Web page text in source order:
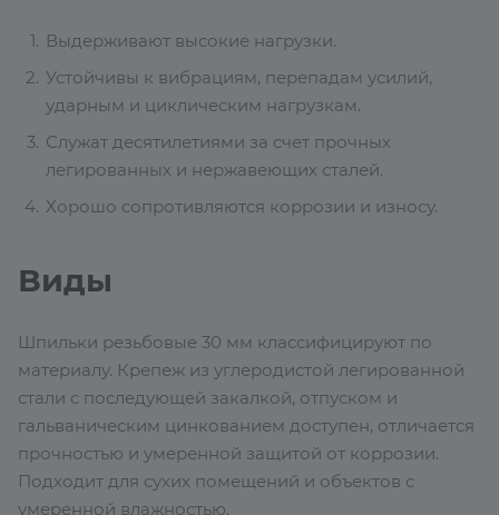
Выдерживают высокие нагрузки.
Устойчивы к вибрациям, перепадам усилий,
ударным и циклическим нагрузкам.
Служат десятилетиями за счет прочных
легированных и нержавеющих сталей.
Хорошо сопротивляются коррозии и износу.
Виды
Шпильки резьбовые 30 мм классифицируют по
материалу. Крепеж из углеродистой легированной
стали с последующей закалкой, отпуском и
гальваническим цинкованием доступен, отличается
прочностью и умеренной защитой от коррозии.
Подходит для сухих помещений и объектов с
умеренной влажностью.